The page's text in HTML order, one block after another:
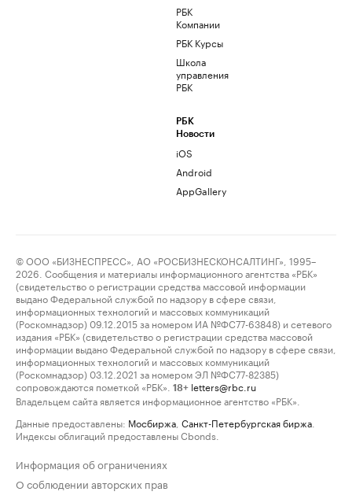
РБК
Компании
РБК Курсы
Школа
управления
РБК
РБК
Новости
iOS
Android
AppGallery
© ООО «БИЗНЕСПРЕСС», АО «РОСБИЗНЕСКОНСАЛТИНГ», 1995–
2026. Сообщения и материалы информационного агентства «РБК»
(свидетельство о регистрации средства массовой информации
выдано Федеральной службой по надзору в сфере связи,
информационных технологий и массовых коммуникаций
(Роскомнадзор) 09.12.2015 за номером ИА №ФС77-63848) и сетевого
издания «РБК» (свидетельство о регистрации средства массовой
информации выдано Федеральной службой по надзору в сфере связи,
информационных технологий и массовых коммуникаций
(Роскомнадзор) 03.12.2021 за номером ЭЛ №ФС77-82385)
сопровождаются пометкой «РБК».
18+ letters@rbc.ru
Владельцем сайта является информационное агентство «РБК».
Данные предоставлены: Мосбиржа Санкт-Петербургская биржа
Индексы облигаций предоставлены Cbonds.
Информация об ограничениях
О соблюдении авторских прав